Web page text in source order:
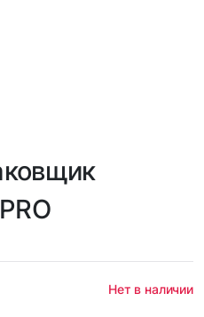
Нет в наличии